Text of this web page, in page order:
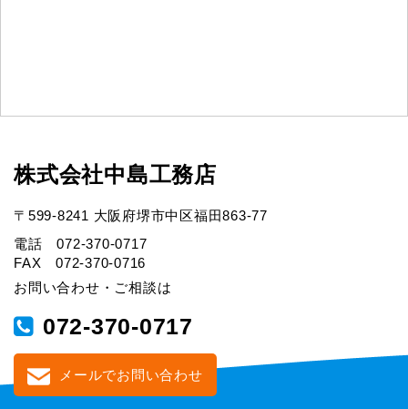
株式会社中島工務店
〒599-8241 大阪府堺市中区福田863-77
電話 072-370-0717
FAX 072-370-0716
お問い合わせ・ご相談は
072-370-0717
メールでお問い合わせ